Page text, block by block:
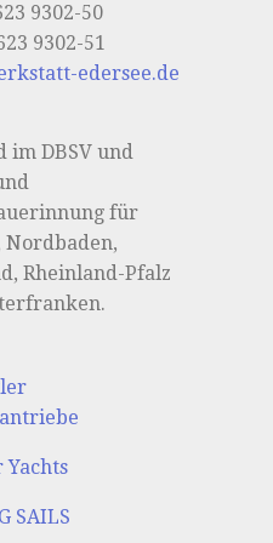
9302-50
9302-51
edersee.de
im DBSV und
für
Nordbaden,
Rheinland-Pfalz
Yachts
SAILS